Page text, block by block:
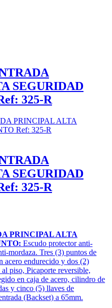
SEGURIDAD
325-R
SEGURIDAD
325-R
PRINCIPAL ALTA
Escudo protector anti-
mordaza. Tres (3) puntos de
acero endurecido y dos (2)
piso, Picaporte reversible,
en caja de acero, cilindro de
y cinco (5) llaves de
(Backset) a 65mm.